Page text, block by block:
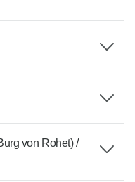
von Rohet) /